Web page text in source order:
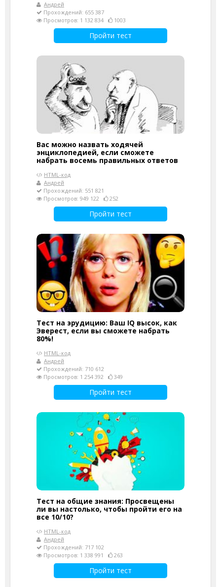
Андрей
Прохождений: 655 387
Просмотров: 1 132 834
1003
Пройти тест
Вас можно назвать ходячей
энциклопедией, если сможете
набрать восемь правильных ответов
HTML-код
Андрей
Прохождений: 551 821
Просмотров: 949 122
252
Пройти тест
Тест на эрудицию: Ваш IQ высок, как
Эверест, если вы сможете набрать
80%!
HTML-код
Андрей
Прохождений: 710 612
Просмотров: 1 254 392
349
Пройти тест
Тест на общие знания: Просвещены
ли вы настолько, чтобы пройти его на
все 10/10?
HTML-код
Андрей
Прохождений: 717 102
Просмотров: 1 338 991
263
Пройти тест